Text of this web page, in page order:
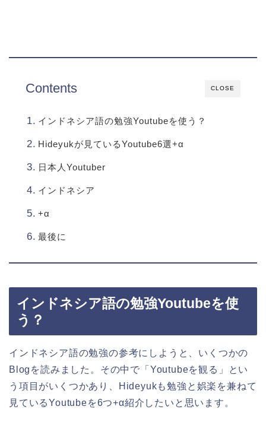
CLOSE
Contents
インドネシア語の勉強Youtubeを使う？
Hideyukが見ているYoutube6選+α
日本人Youtuber
インドネシア
+α
最後に
インドネシア語の勉強Youtubeを使
う？
インドネシア語の勉強の参考にしようと、いくつかの
Blogを読みました。その中で「Youtubeを観る」とい
う項目がいくつかあり、Hideyukも勉強と娯楽を兼ねて
見ているYoutubeを6つ+α紹介したいと思います。